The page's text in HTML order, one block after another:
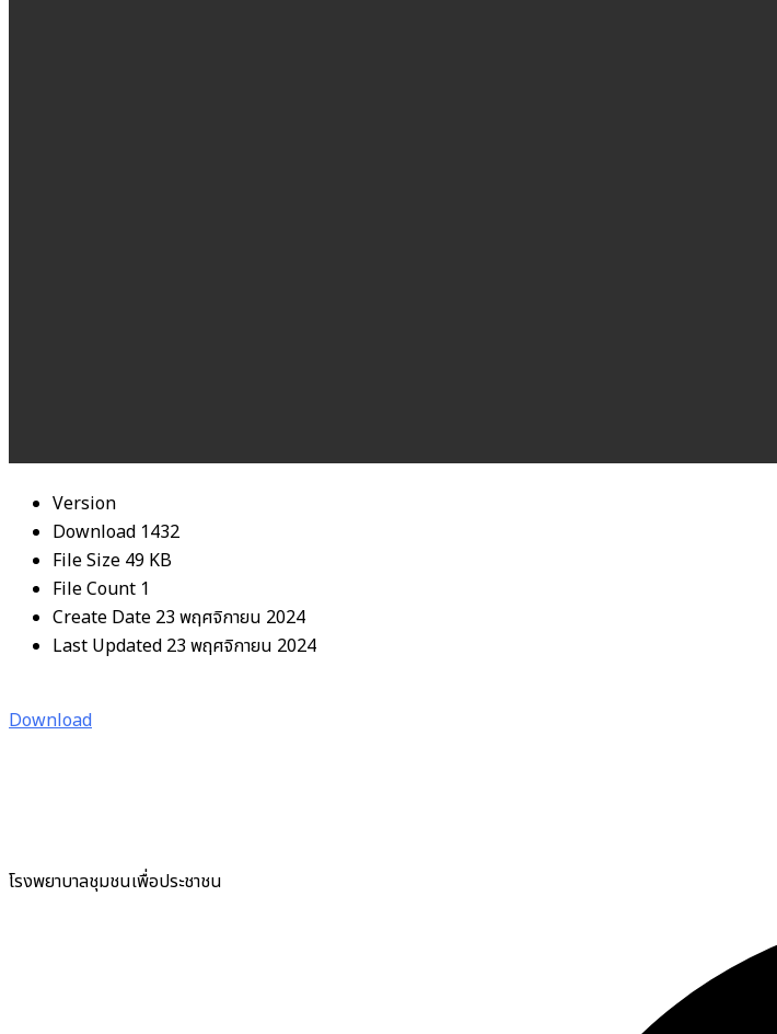
Version
Download 1432
File Size 49 KB
File Count 1
Create Date 23 พฤศจิกายน 2024
Last Updated 23 พฤศจิกายน 2024
Download
โรงพยาบาลชุมชนเพื่อประชาชน